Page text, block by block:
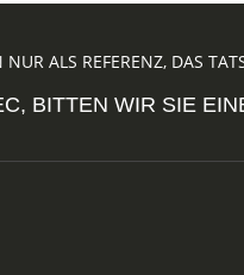
ALS REFERENZ, DAS
BITTEN WIR SIE